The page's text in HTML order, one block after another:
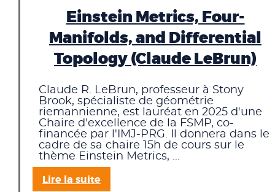
Einstein Metrics, Four-
Manifolds, and Differential
Topology (Claude LeBrun)
Claude R. LeBrun, professeur à Stony
Brook, spécialiste de géométrie
riemannienne, est lauréat en 2025 d'une
Chaire d'excellence de la FSMP, co-
financée par l'IMJ-PRG. Il donnera dans le
cadre de sa chaire 15h de cours sur le
thème Einstein Metrics, ...
Lire la suite